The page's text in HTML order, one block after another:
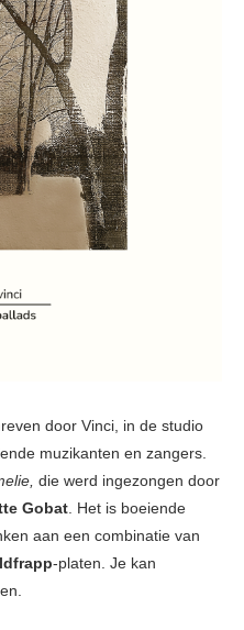
door Vinci, in de studio
muzikanten en zangers.
die werd ingezongen door
Gobat. Het is boeiende
aan een combinatie van
-platen. Je kan